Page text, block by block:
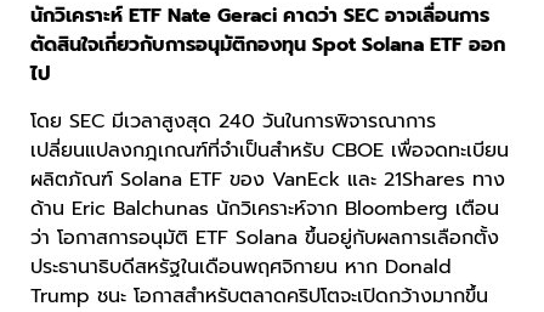
นักวิเคราะห์ ETF Nate Geraci คาดว่า SEC อาจเลื่อนการ
ตัดสินใจเกี่ยวกับการอนุมัติกองทุน Spot Solana ETF ออก
ไป
โดย SEC มีเวลาสูงสุด 240 วันในการพิจารณาการ
เปลี่ยนแปลงกฎเกณฑ์ที่จำเป็นสำหรับ CBOE เพื่อจดทะเบียน
ผลิตภัณฑ์ Solana ETF ของ VanEck และ 21Shares ทาง
ด้าน Eric Balchunas นักวิเคราะห์จาก Bloomberg เตือน
ว่า โอกาสการอนุมัติ ETF Solana ขึ้นอยู่กับผลการเลือกตั้ง
ประธานาธิบดีสหรัฐในเดือนพฤศจิกายน หาก Donald
Trump ชนะ โอกาสสำหรับตลาดคริปโตจะเปิดกว้างมากขึ้น